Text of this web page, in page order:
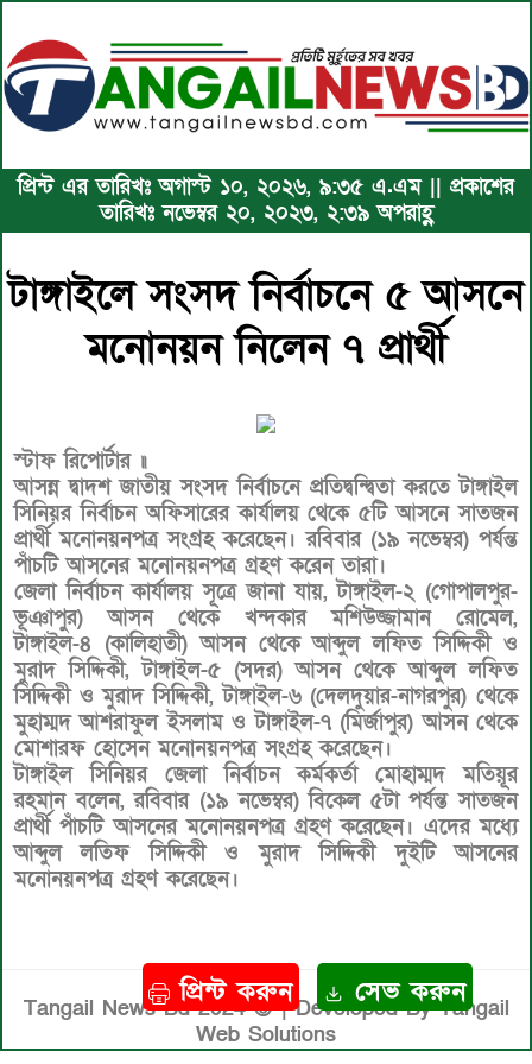
প্রিন্ট এর তারিখঃ অগাস্ট ১০, ২০২৬, ৯:৩৫ এ.এম || প্রকাশের
তারিখঃ নভেম্বর ২০, ২০২৩, ২:৩৯ অপরাহ্ণ
টাঙ্গাইলে সংসদ নির্বাচনে ৫ আসনে
মনোনয়ন নিলেন ৭ প্রার্থী
স্টাফ রিপোর্টার ॥
আসন্ন দ্বাদশ জাতীয় সংসদ নির্বাচনে প্রতিদ্বন্দ্বিতা করতে টাঙ্গাইল
সিনিয়র নির্বাচন অফিসারের কার্যালয় থেকে ৫টি আসনে সাতজন
প্রার্থী মনোনয়নপত্র সংগ্রহ করেছেন। রবিবার (১৯ নভেম্বর) পর্যন্ত
পাঁচটি আসনের মনোনয়নপত্র গ্রহণ করেন তারা।
জেলা নির্বাচন কার্যালয় সূত্রে জানা যায়, টাঙ্গাইল-২ (গোপালপুর-
ভূঞাপুর) আসন থেকে খন্দকার মশিউজ্জামান রোমেল,
টাঙ্গাইল-৪ (কালিহাতী) আসন থেকে আব্দুল লফিত সিদ্দিকী ও
মুরাদ সিদ্দিকী, টাঙ্গাইল-৫ (সদর) আসন থেকে আব্দুল লফিত
সিদ্দিকী ও মুরাদ সিদ্দিকী, টাঙ্গাইল-৬ (দেলদুয়ার-নাগরপুর) থেকে
মুহাম্মদ আশরাফুল ইসলাম ও টাঙ্গাইল-৭ (মির্জাপুর) আসন থেকে
মোশারফ হোসেন মনোনয়নপত্র সংগ্রহ করেছেন।
টাঙ্গাইল সিনিয়র জেলা নির্বাচন কর্মকর্তা মোহাম্মদ মতিয়ূর
রহমান বলেন, রবিবার (১৯ নভেম্বর) বিকেল ৫টা পর্যন্ত সাতজন
প্রার্থী পাঁচটি আসনের মনোনয়নপত্র গ্রহণ করেছেন। এদের মধ্যে
আব্দুল লতিফ সিদ্দিকী ও মুরাদ সিদ্দিকী দুইটি আসনের
মনোনয়নপত্র গ্রহণ করেছেন।
Tangail News Bd 2024 © | Developed By Tangail
Web Solutions
প্রিন্ট করুন সেভ করুন